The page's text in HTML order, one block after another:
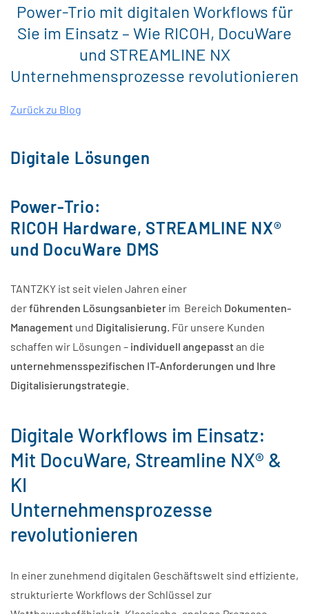
Power-Trio mit digitalen Workflows für
Sie im Einsatz – Wie RICOH, DocuWare
und STREAMLINE NX
Unternehmensprozesse revolutionieren
Zurück zu Blog
Digitale Lösungen
Power-Trio:
RICOH Hardware, STREAMLINE NX®
und DocuWare DMS
TANTZKY ist seit vielen Jahren einer
derführenden Lösungsanbieter im Bereich Dokumenten-
Management und Digitalisierung. Für unsere Kunden
schaffen wir Lösungen – individuell angepasstan die
unternehmensspezifischen IT-Anforderungen und Ihre
Digitalisierungstrategie
Digitale Workflows im Einsatz:
Mit DocuWare, Streamline NX® &
KI
Unternehmensprozesse
revolutionieren
In einer zunehmend digitalen Geschäftswelt sind effiziente,
strukturierte Workflows der Schlüssel zur